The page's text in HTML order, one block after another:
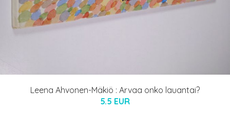
Leena Ahvonen-Mäkiö : Arvaa onko lauantai?
5.5 EUR